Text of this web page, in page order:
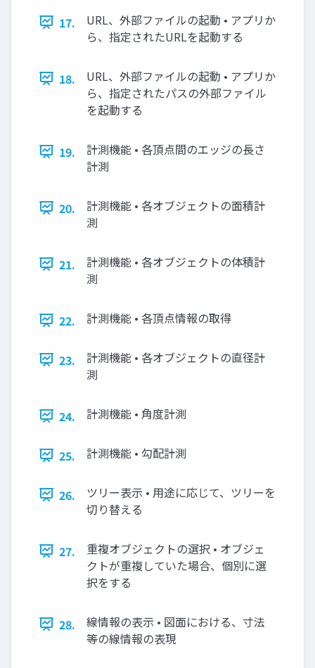
17.
URL、外部ファイルの起動 • アプリか
ら、指定されたURLを起動する
18.
URL、外部ファイルの起動 • アプリか
ら、指定されたパスの外部ファイル
を起動する
19.
計測機能 • 各頂点間のエッジの長さ
計測
20.
計測機能 • 各オブジェクトの面積計
測
21.
計測機能 • 各オブジェクトの体積計
測
22. 計測機能 • 各頂点情報の取得
23.
計測機能 • 各オブジェクトの直径計
測
24. 計測機能 • 角度計測
25. 計測機能 • 勾配計測
26.
ツリー表示 • 用途に応じて、ツリーを
切り替える
27.
重複オブジェクトの選択 • オブジェ
クトが重複していた場合、個別に選
択をする
28.
線情報の表示 • 図面における、寸法
等の線情報の表現